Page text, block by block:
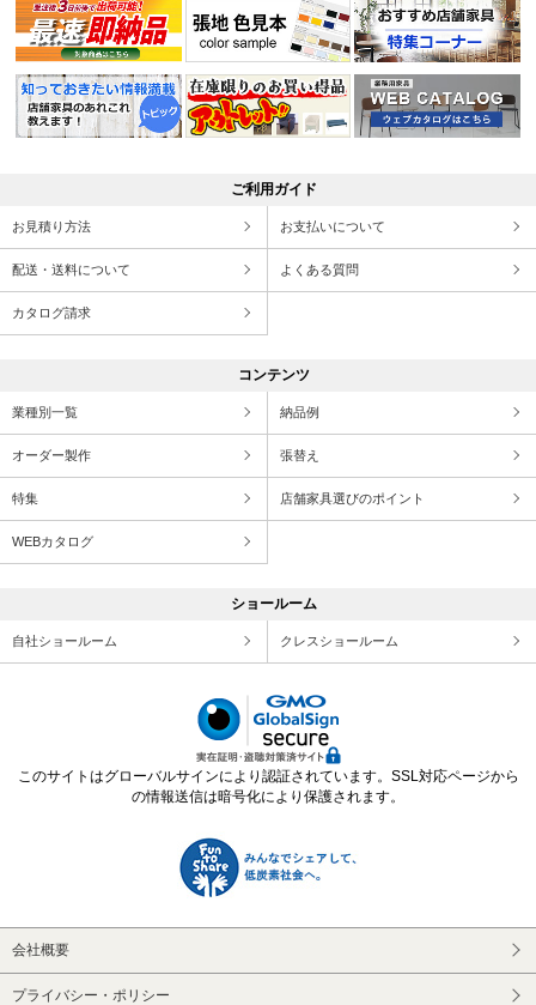
ご利用ガイド
お見積り方法 お支払いについて
配送・送料について よくある質問
カタログ請求
コンテンツ
業種別一覧 納品例
オーダー製作 張替え
特集 店舗家具選びのポイント
WEBカタログ
ショールーム
自社ショールーム クレスショールーム
このサイトはグローバルサインにより認証されています。SSL対応ページから
の情報送信は暗号化により保護されます。
会社概要
プライバシー・ポリシー